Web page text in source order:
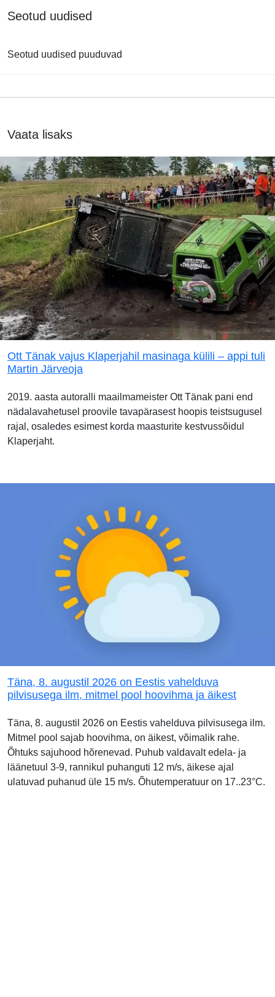
Seotud uudised
Seotud uudised puuduvad
Vaata lisaks
Ott Tänak vajus Klaperjahil masinaga külili – appi tuli
Martin Järveoja
2019. aasta autoralli maailmameister Ott Tänak pani end
nädalavahetusel proovile tavapärasest hoopis teistsugusel
rajal, osaledes esimest korda maasturite kestvussõidul
Klaperjaht.
Täna, 8. augustil 2026 on Eestis vahelduva
pilvisusega ilm, mitmel pool hoovihma ja äikest
Täna, 8. augustil 2026 on Eestis vahelduva pilvisusega ilm.
Mitmel pool sajab hoovihma, on äikest, võimalik rahe.
Õhtuks sajuhood hõrenevad. Puhub valdavalt edela- ja
läänetuul 3-9, rannikul puhanguti 12 m/s, äikese ajal
ulatuvad puhanud üle 15 m/s. Õhutemperatuur on 17..23°C.